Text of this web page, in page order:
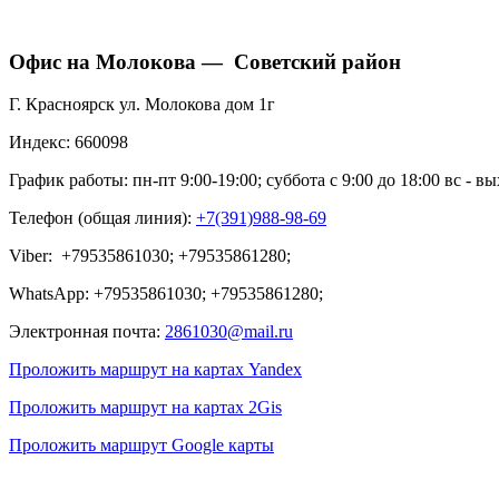
Офис на Молокова — Советский район
Г. Красноярск ул. Молокова дом 1г
Индекс: 660098
График работы: пн-пт 9:00-19:00; суббота с 9:00 до 18:00 вс -
Телефон (общая линия): +7(391)988-98-69
Viber: +79535861030; +79535861280;
WhatsApp: +79535861030; +79535861280;
Электронная почта: 2861030@mail.ru
Проложить маршрут на картах Yandex
Проложить маршрут на картах 2Gis
Проложить маршрут Google карты